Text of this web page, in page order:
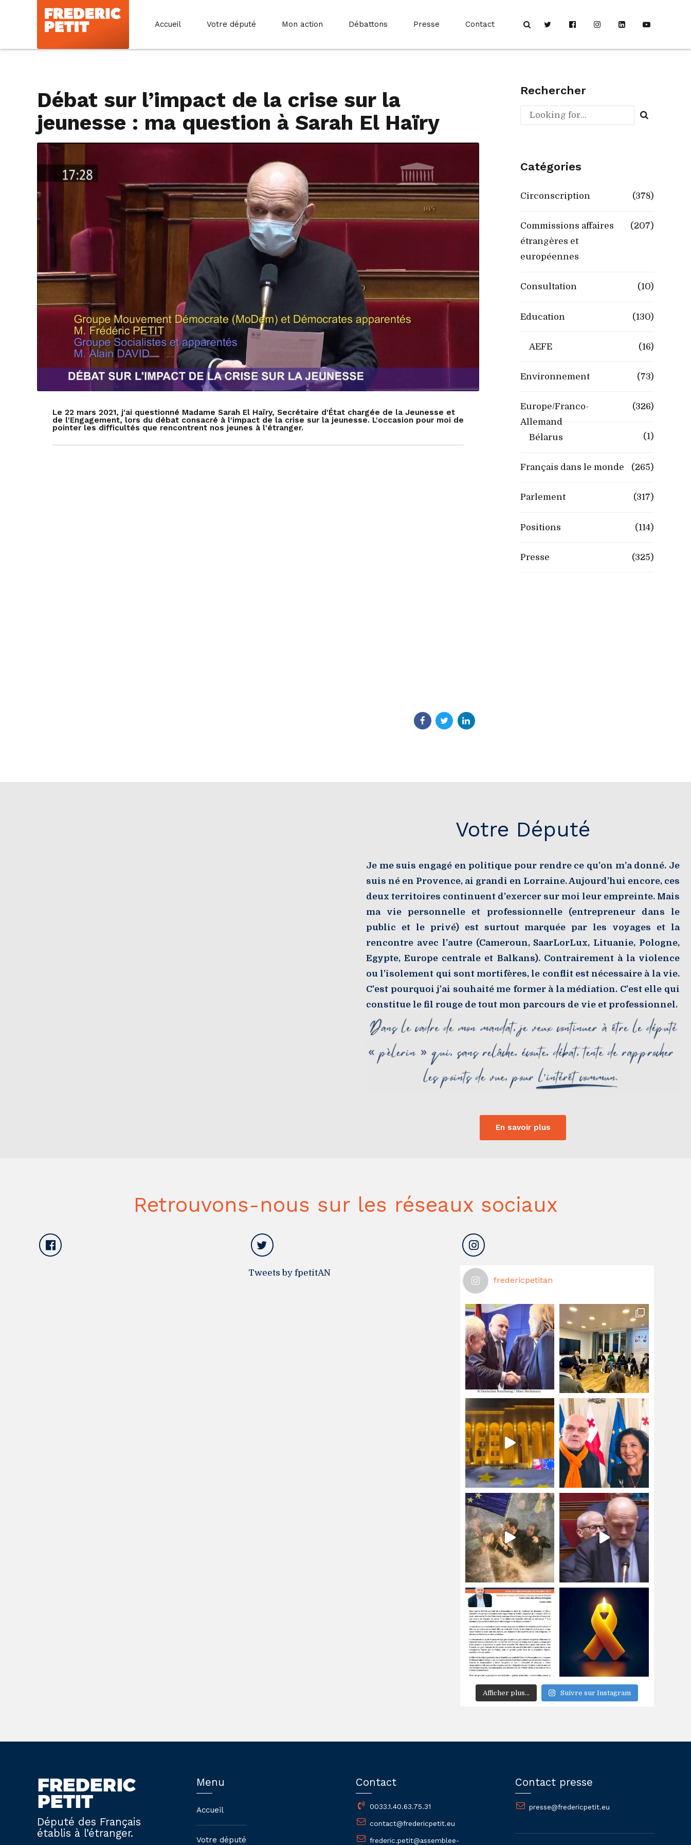
Accueil Votre député Mon action Débattons Presse Contact
Débat sur l’impact de la crise sur la
jeunesse : ma question à Sarah El Haïry
Le 22 mars 2021, j'ai questionné Madame Sarah El Haïry, Secrétaire d'État chargée de la Jeunesse et
de l'Engagement, lors du débat consacré à l'impact de la crise sur la jeunesse. L'occasion pour moi de
pointer les difficultés que rencontrent nos jeunes à l'étranger.
Rechercher
Catégories
Circonscription (378)
Commissions affaires
étrangères et
européennes
(207)
Consultation (10)
Education (130)
AEFE (16)
Environnement (73)
Europe/Franco-
Allemand
(326)
Bélarus (1)
Français dans le monde (265)
Parlement (317)
Positions (114)
Presse (325)
Votre Député
Je me suis engagé en politique pour rendre ce qu’on m’a donné. Je
suis né en Provence, ai grandi en Lorraine. Aujourd’hui encore, ces
deux territoires continuent d’exercer sur moi leur empreinte. Mais
ma vie personnelle et professionnelle (entrepreneur dans le
public et le privé) est surtout marquée par les voyages et la
rencontre avec l’autre (Cameroun, SaarLorLux, Lituanie, Pologne,
Egypte, Europe centrale et Balkans). Contrairement à la violence
ou l’isolement qui sont mortifères, le conflit est nécessaire à la vie.
C’est pourquoi j’ai souhaité me former à la médiation. C’est elle qui
constitue le fil rouge de tout mon parcours de vie et professionnel.
En savoir plus
Retrouvons-nous sur les réseaux sociaux
Tweets by fpetitAN
fredericpetitan
Afficher plus... Suivre sur Instagram
Député des Français
établis à l’étranger.
Menu
Accueil
Votre député
Contact
0033.1.40.63.75.31
contact@fredericpetit.eu
frederic.petit@assemblee-
Contact presse
presse@fredericpetit.eu